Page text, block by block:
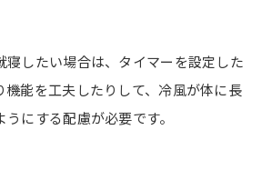
寝したい場合は、タイマーを設定した
機能を工夫したりして、冷風が体に長
にする配慮が必要です。